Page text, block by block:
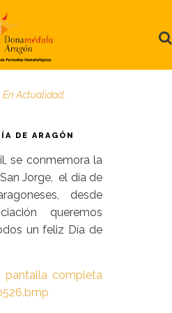
En Actualidad,
DE ARAGÓN
se conmemora la
Jorge, el día de
desde
queremos
un feliz Día de